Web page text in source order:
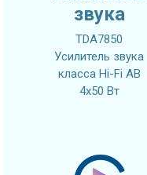
звука
TDA7850
Усилитель звука
класса Hi-Fi AB
4x50 Вт